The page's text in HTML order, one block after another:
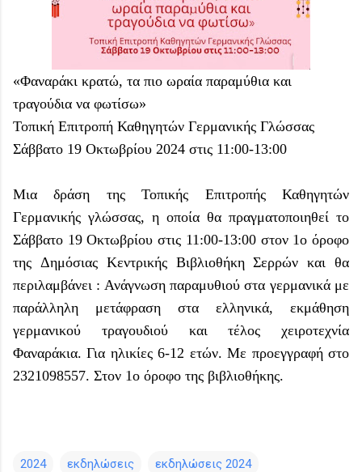
«Φαναράκι κρατώ, τα πιο ωραία παραμύθια και
τραγούδια να φωτίσω»
Τοπική Επιτροπή Καθηγητών Γερμανικής Γλώσσας
Σάββατο 19 Οκτωβρίου 2024 στις 11:00-13:00
Μια δράση της Τοπικής Επιτροπής Καθηγητών
Γερμανικής γλώσσας, η οποία θα πραγματοποιηθεί το
Σάββατο 19 Οκτωβρίου στις 11:00-13:00 στον 1ο όροφο
της Δημόσιας Κεντρικής Βιβλιοθήκη Σερρών και θα
περιλαμβάνει : Ανάγνωση παραμυθιού στα γερμανικά με
παράλληλη μετάφραση στα ελληνικά, εκμάθηση
γερμανικού τραγουδιού και τέλος χειροτεχνία
Φαναράκια. Για ηλικίες 6-12 ετών. Με προεγγραφή στο
2321098557. Στον 1ο όροφο της βιβλιοθήκης.
2024 εκδηλώσεις εκδηλώσεις 2024